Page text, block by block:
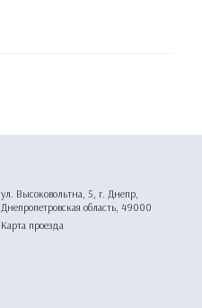
ул. Высоковольтна, 5, г. Днепр,
Днепропетровская область, 49000
Карта проезда